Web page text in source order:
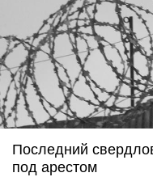
Последний
под арестом